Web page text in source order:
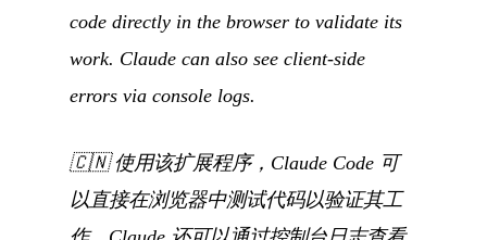
code directly in the browser to validate its
work. Claude can also see client-side
errors via console logs.
🇨🇳使用该扩展程序，Claude Code 可
以直接在浏览器中测试代码以验证其工